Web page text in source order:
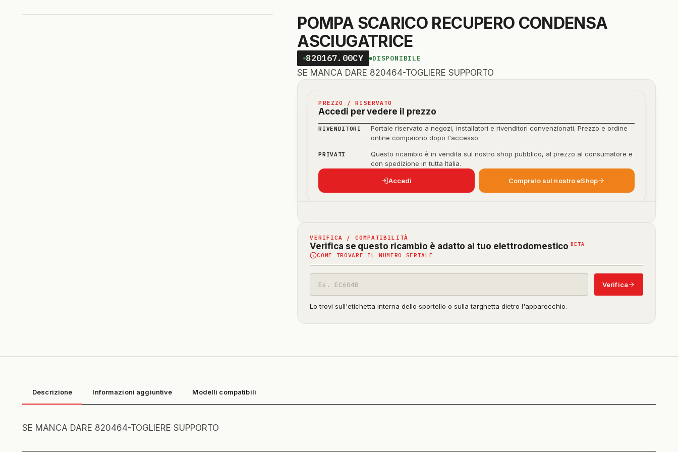
POMPA SCARICO RECUPERO CONDENSA
ASCIUGATRICE
820167.00CY DISPONIBILE
SE MANCA DARE 820464-TOGLIERE SUPPORTO
PREZZO / RISERVATO
Accedi per vedere il prezzo
RIVENDITORI
Portale riservato a negozi, installatori e rivenditori convenzionati. Prezzo e ordine
online compaiono dopo l'accesso.
PRIVATI
Questo ricambio è in vendita sul nostro shop pubblico, al prezzo al consumatore e
con spedizione in tutta Italia.
Accedi Compralo sul nostro eShop
VERIFICA / COMPATIBILITÀ
Verifica se questo ricambio è adatto al tuo elettrodomestico BETA
beta)
COME TROVARE IL NUMERO SERIALE
modello
Verifica
Lo trovi sull'etichetta interna dello sportello o sulla targhetta dietro l'apparecchio.
Descrizione Informazioni aggiuntive Modelli compatibili
SE MANCA DARE 820464-TOGLIERE SUPPORTO